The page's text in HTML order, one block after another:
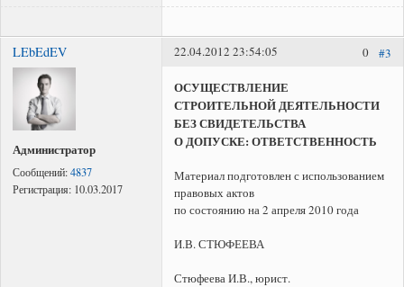
LEbEdEV
Администратор
Сообщений:4837
Регистрация: 10.03.2017
#3
0
22.04.2012 23:54:05
ОСУЩЕСТВЛЕНИЕ
СТРОИТЕЛЬНОЙ ДЕЯТЕЛЬНОСТИ
БЕЗ СВИДЕТЕЛЬСТВА
О ДОПУСКЕ: ОТВЕТСТВЕННОСТЬ
Материал подготовлен с использованием
правовых актов
по состоянию на 2 апреля 2010 года
И.В. СТЮФЕЕВА
Стюфеева И.В., юрист.